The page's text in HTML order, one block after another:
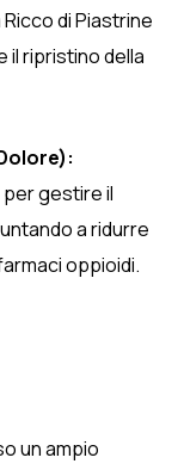
di Piastrine
il ripristino della
gestire il
a ridurre
oppioidi.
un ampio